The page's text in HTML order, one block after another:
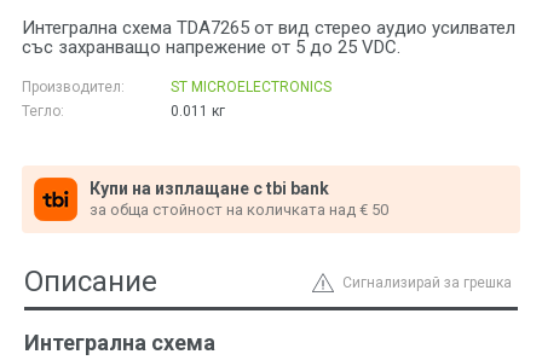
Интегрална схема TDA7265 от вид стерео аудио усилвател
със захранващо напрежение от 5 до 25 VDC.
Производител:
ST MICROELECTRONICS
Тегло:
0.011 кг
Купи на изплащане с tbi bank
за обща стойност на количката над € 50
Сигнализирай за грешка
Описание
Интегрална схема